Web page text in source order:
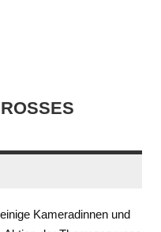
D
Kameradinnen und